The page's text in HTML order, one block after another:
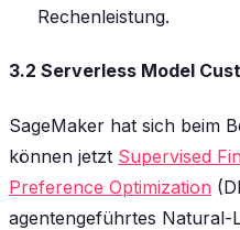
Rechenleistung.
3.2 Serverless Model
SageMaker hat sich beim
können jetzt Supervised
Preference Optimization
agentengeführtes Natural-